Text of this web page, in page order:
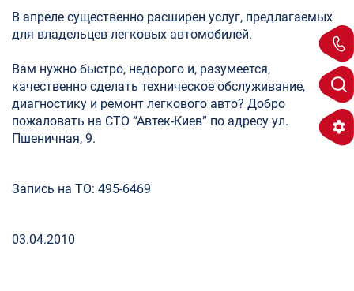
В апреле существенно расширен услуг, предлагаемых
для владельцев легковых автомобилей.
Вам нужно быстро, недорого и, разумеется,
качественно сделать техническое обслуживание,
диагностику и ремонт легкового авто? Добро
пожаловать на СТО “Автек-Киев” по адресу ул.
Пшеничная, 9.
Запись на ТО: 495-6469
03.04.2010